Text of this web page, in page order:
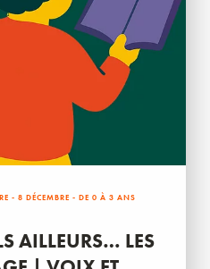
- 8 DÉCEMBRE - DE 0 À 3 ANS
AILLEURS… LES